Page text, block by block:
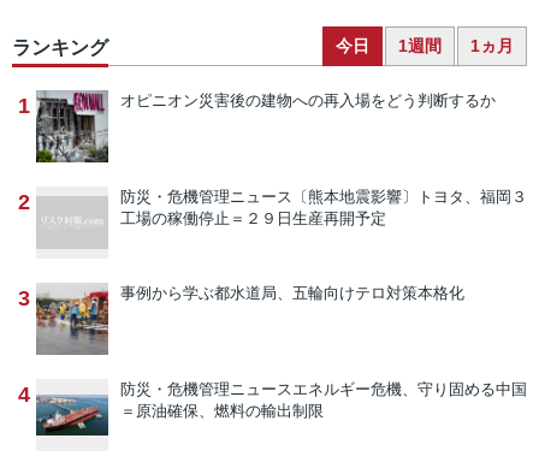
ランキング 今日 1週間 1ヵ月
1 オピニオン災害後の建物への再入場をどう判断するか
2 防災・危機管理ニュース 〔熊本地震影響〕トヨタ、福岡３
工場の稼働停止＝２９日生産再開予定
3 事例から学ぶ都水道局、五輪向けテロ対策本格化
4 防災・危機管理ニュースエネルギー危機、守り固める中国
＝原油確保、燃料の輸出制限